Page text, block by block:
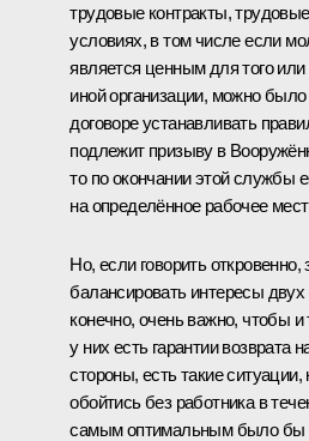
трудовые контракты,
условиях, в том числе если
является ценным для того
иной организации, можно
договоре устанавливать
подлежит призыву в
то по окончании этой службы
на определённое рабочее
Но, если говорить откровенно,
балансировать интересы
конечно, очень важно, чтобы и
у них есть гарантии возврата
стороны, есть такие ситуации,
обойтись без работника в
самым оптимальным было бы